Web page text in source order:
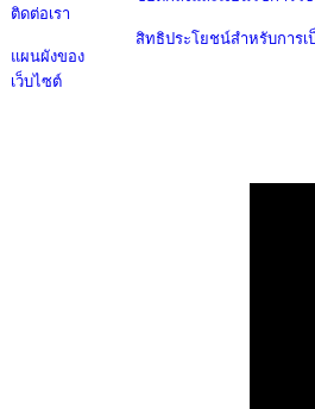
ติดต่อเรา
แผนผังของ
เว็บไซต์
สิทธิประโยชน์สำหรับการเ